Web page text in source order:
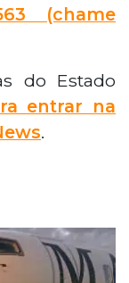
(chame
do Estado
entrar na
.